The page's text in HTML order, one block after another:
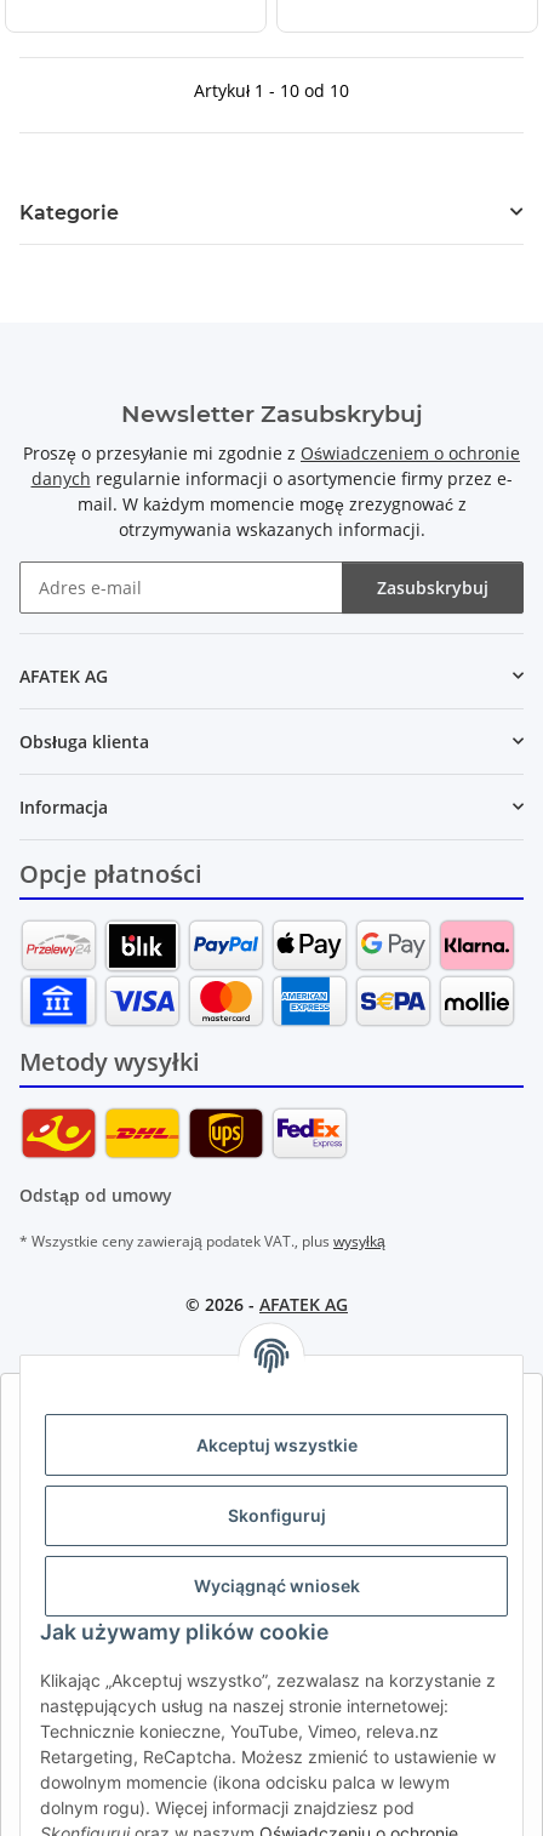
Akceptuj wszystkie
Skonfiguruj
Wyciągnąć wniosek
Jak używamy plików cookie
Klikając „Akceptuj wszystko”, zezwalasz na korzystanie z
następujących usług na naszej stronie internetowej:
Technicznie konieczne, YouTube, Vimeo, releva.nz
Retargeting, ReCaptcha. Możesz zmienić to ustawienie w
dowolnym momencie (ikona odcisku palca w lewym
dolnym rogu). Więcej informacji znajdziesz pod
Artykuł 1 - 10 od 10
Kategorie
Newsletter Zasubskrybuj
Proszę o przesyłanie mi zgodnie z Oświadczeniem o ochronie
danych regularnie informacji o asortymencie firmy przez e-
mail. W każdym momencie mogę zrezygnować z
otrzymywania wskazanych informacji.
Zasubskrybuj
AFATEK AG
Obsługa klienta
Informacja
Opcje płatności
Metody wysyłki
Odstąp od umowy
* Wszystkie ceny zawierają podatek VAT., plus wysyłką
© 2026 - AFATEK AG
AFATEK INTERNATIONAL – WYBIERZ REGION I JĘZYK | SELECT
DE AT CH (DE) CH (FR)
BE (NL) BE (FR)
SE FI
RO HR
AFATEK International| Twój partner w zakresie części
zamiennych do przyczep i pojazdów samochodowych